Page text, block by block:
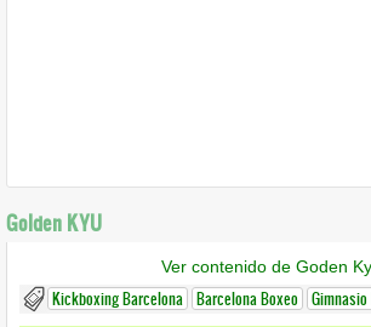
Golden KYU
Ver contenido de Goden
Kickboxing Barcelona Barcelona Boxeo